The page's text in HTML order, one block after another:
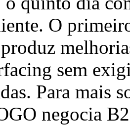
O
sem
Para mais
negocia